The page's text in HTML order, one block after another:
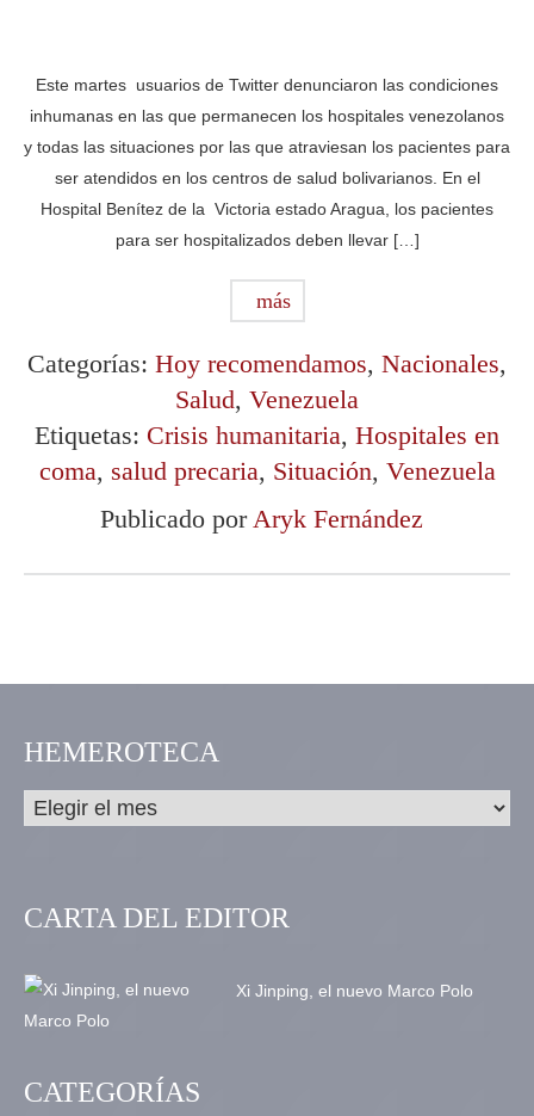
Este martes usuarios de Twitter denunciaron las condiciones
inhumanas en las que permanecen los hospitales venezolanos
y todas las situaciones por las que atraviesan los pacientes para
ser atendidos en los centros de salud bolivarianos. En el
Hospital Benítez de la Victoria estado Aragua, los pacientes
para ser hospitalizados deben llevar […]
más
Categorías: Hoy recomendamos, Nacionales,
Salud, Venezuela
Etiquetas: Crisis humanitaria, Hospitales en
coma, salud precaria, Situación, Venezuela
Publicado porAryk Fernández
HEMEROTECA
CARTA DEL EDITOR
Xi Jinping, el nuevo Marco Polo
CATEGORÍAS